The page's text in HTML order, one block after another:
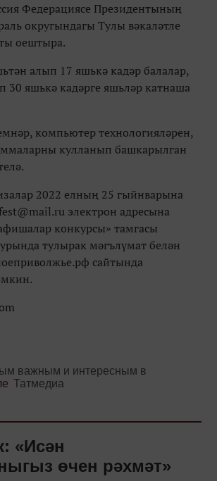
Федерациясе Президентының
округындагы Тулы вәкаләтле
оештыра.
алып 17 яшькә кадәр балалар,
30 яшькә кадәрге яшьләр катнаша
компьютер технологияләрен,
кулланып башкарылган
2022 елның 25 гыйнварына
электрон адресына
конкурсы» тамгасы
тулырак мәгълүмат белән
сайтында
важным и интересным в
Татмедиа
«Исән
өчен рәхмәт»